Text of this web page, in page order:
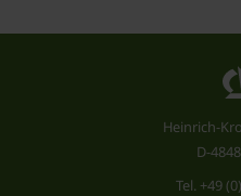
Heinrich-
D-
Tel. +49